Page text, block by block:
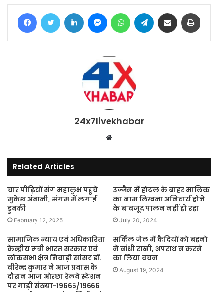
FacebookTwitter LinkedIn MessengerWhatsAppTelegram Share via Email
24x7livekhabar
Website
Related Articles
चार पीढ़ियों संग महाकुंभ पहुंचे
मुकेश अंबानी, संगम में लगाई
डुबकी
February 12, 2025
उज्जैन में होटल के बाहर मालिक
का नाम लिखना अनिवार्य होने
के बावजूद पालन नहीं हो रहा
July 20, 2024
सामाजिक न्याय एवं अधिकारिता
केन्द्रीय मंत्री भारत सरकार एवं
लोकसभा क्षेत्र निवाड़ी सांसद डॉ.
वीरेन्द्र कुमार ने आज प्रवास के
दौरान आज ओरछा रेलवे स्टेशन
पर गाड़ी संख्या-19665/19666
सर्किल जेल में कैदियों को बहनो
ने बांधी राखी, अपराध न करने
का लिया वचन
August 19, 2024